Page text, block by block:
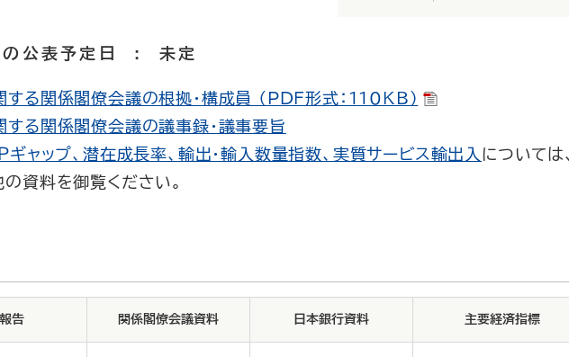
月の公表予定日 : 未定
る関係閣僚会議の根拠・構成員 （PDF形式：110KB）
する関係閣僚会議の議事録・議事要旨
ギャップ、潜在成長率、輸出・輸入数量指数、実質サービス輸出入 については、
資料を御覧ください。
告 関係閣僚会議資料 日本銀行資料 主要経済指標